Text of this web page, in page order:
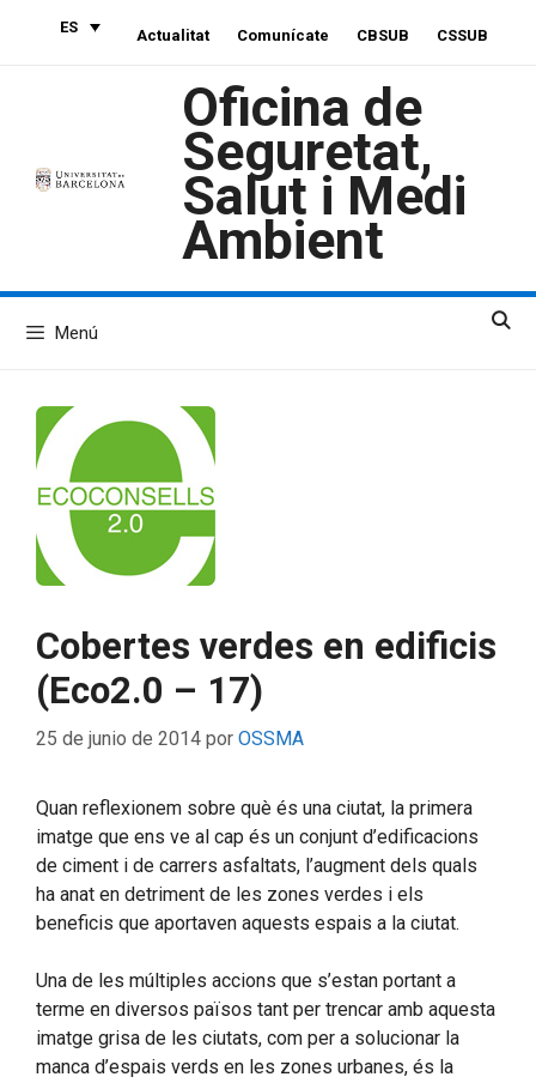
ES Actualitat Comunícate CBSUB CSSUB
Oficina de
Seguretat,
Salut i Medi
Ambient
Menú
Cobertes verdes en edificis
(Eco2.0 – 17)
25 de junio de 2014 por OSSMA
Quan reflexionem sobre què és una ciutat, la primera
imatge que ens ve al cap és un conjunt d’edificacions
de ciment i de carrers asfaltats, l’augment dels quals
ha anat en detriment de les zones verdes i els
beneficis que aportaven aquests espais a la ciutat.
Una de les múltiples accions que s’estan portant a
terme en diversos països tant per trencar amb aquesta
imatge grisa de les ciutats, com per a solucionar la
manca d’espais verds en les zones urbanes, és la